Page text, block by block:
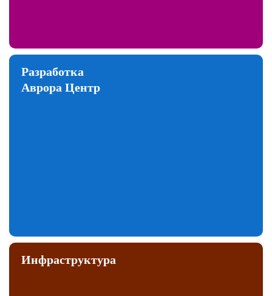
Разработка
Аврора Центр
Инфраструктура